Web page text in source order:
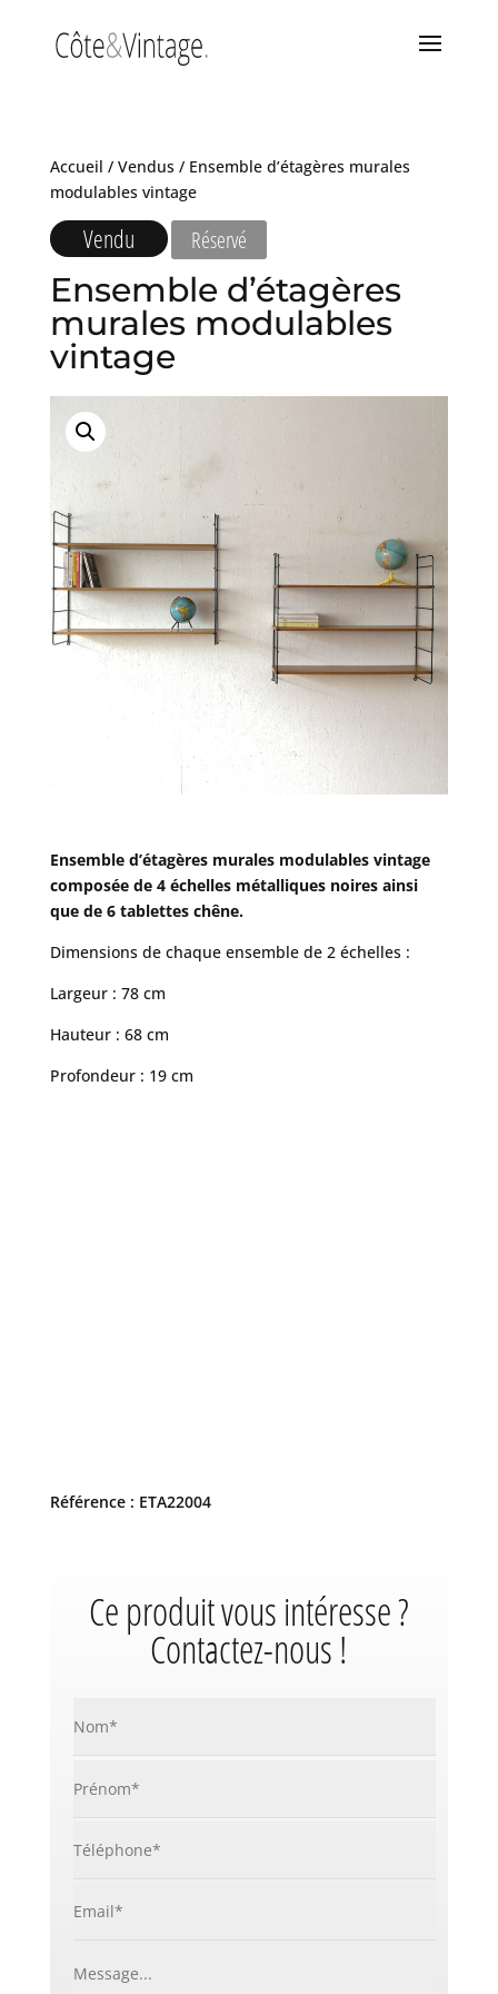
Accueil / Vendus/ Ensemble d’étagères murales
modulables vintage
Vendu Réservé
Ensemble d’étagères
murales modulables
vintage
Ensemble d’étagères murales modulables vintage
composée de 4 échelles métalliques noires ainsi
que de 6 tablettes chêne.
Dimensions de chaque ensemble de 2 échelles :
Largeur : 78 cm
Hauteur : 68 cm
Profondeur : 19 cm
Référence : ETA22004
Ce produit vous intéresse ?
Contactez-nous !